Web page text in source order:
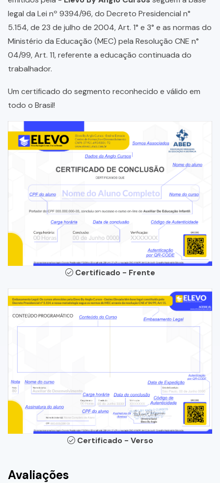
legal da Lei nº 9394/96, do Decreto Presidencial n°
5.154, de 23 de julho de 2004, Art. 1° e 3° e as normas do
Ministério da Educação (MEC) pela Resolução CNE n°
04/99, Art. 11, referente a educação continuada do
trabalhador.
Um certificado do segmento reconhecido e válido em
todo o Brasil!
Certificado - Frente
Certificado - Verso
Avaliações